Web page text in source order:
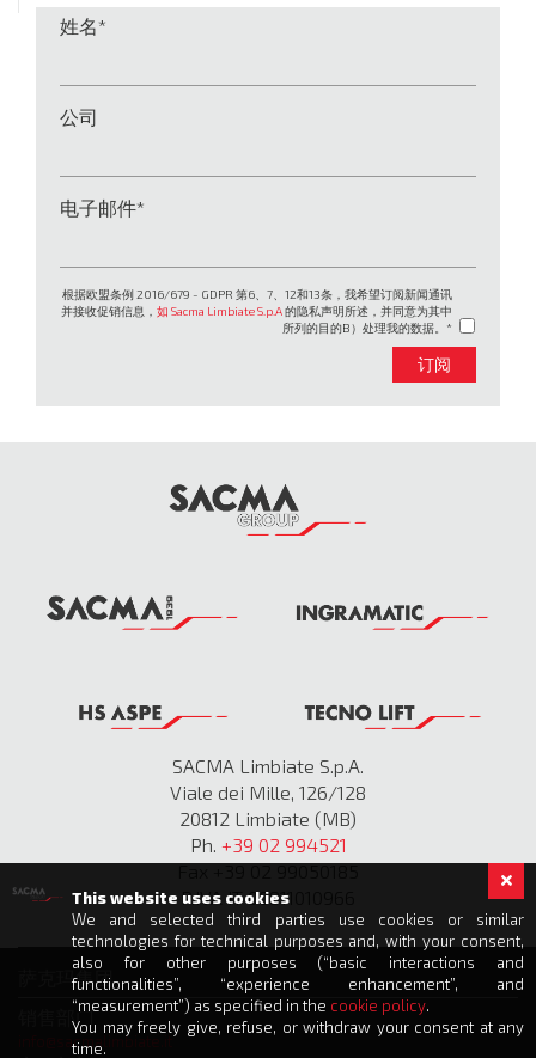
姓名
公司
电子邮件
根据欧盟条例 2016/679 - GDPR 第6、7、12和13条，我希望订阅新闻通讯
并接收促销信息， 如 Sacma Limbiate S.p.A的隐私声明所述，并同意为其中
所列的目的B）处理我的数据。
订阅
SACMA Limbiate S.p.A.
Viale dei Mille, 126/128
20812 Limbiate (MB)
Ph. +39 02 994521
P.IVA IT 00811010966
萨克玛集团
销售部门
info@sacmalimbiate.it
This website uses cookies
We and selected third parties use cookies or similar
technologies for technical purposes and, with your consent,
also for other purposes (“basic interactions and
functionalities”, “experience enhancement”, and
“measurement”) as specified in the cookie policy.
You may freely give, refuse, or withdraw your consent at any
time.